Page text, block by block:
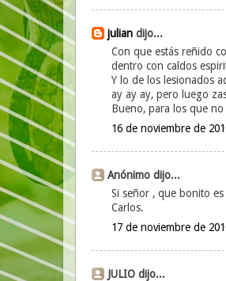
juliandijo...
Con que estás reñido
dentro con caldos
Y lo de los lesionados
ay ay ay, pero luego
Bueno, para los que
16 de noviembre de
Anónimo dijo...
Si señor , que bonito
Carlos.
17 de noviembre de
JULIO dijo...